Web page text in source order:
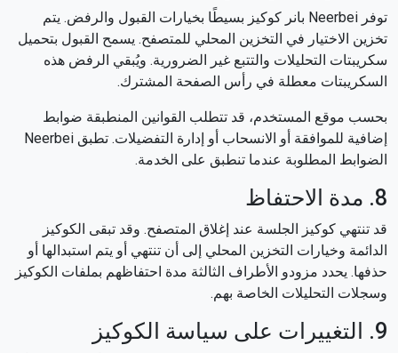
توفر Neerbei بانر كوكيز بسيطًا بخيارات القبول والرفض. يتم
تخزين الاختيار في التخزين المحلي للمتصفح. يسمح القبول بتحميل
سكريبتات التحليلات والتتبع غير الضرورية. ويُبقي الرفض هذه
السكريبتات معطلة في رأس الصفحة المشترك.
بحسب موقع المستخدم، قد تتطلب القوانين المنطبقة ضوابط
إضافية للموافقة أو الانسحاب أو إدارة التفضيلات. تطبق Neerbei
الضوابط المطلوبة عندما تنطبق على الخدمة.
8. مدة الاحتفاظ
قد تنتهي كوكيز الجلسة عند إغلاق المتصفح. وقد تبقى الكوكيز
الدائمة وخيارات التخزين المحلي إلى أن تنتهي أو يتم استبدالها أو
حذفها. يحدد مزودو الأطراف الثالثة مدة احتفاظهم بملفات الكوكيز
وسجلات التحليلات الخاصة بهم.
9. التغييرات على سياسة الكوكيز